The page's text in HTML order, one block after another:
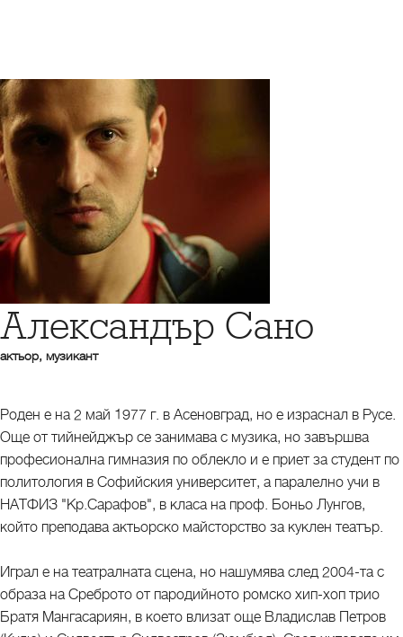
Александър Сано
актьор, музикант
Роден е на 2 май 1977 г. в Асеновград, но е израснал в Русе.
Още от тийнейджър се занимава с музика, но завършва
професионална гимназия по облекло и е приет за студент по
политология в Софийския университет, а паралелно учи в
НАТФИЗ "Кр.Сарафов", в класа на проф. Боньо Лунгов,
който преподава актьорско майсторство за куклен театър.
Играл е на театралната сцена, но нашумява след 2004-та с
образа на Среброто от пародийното ромско хип-хоп трио
Братя Мангасариян, в което влизат още Владислав Петров